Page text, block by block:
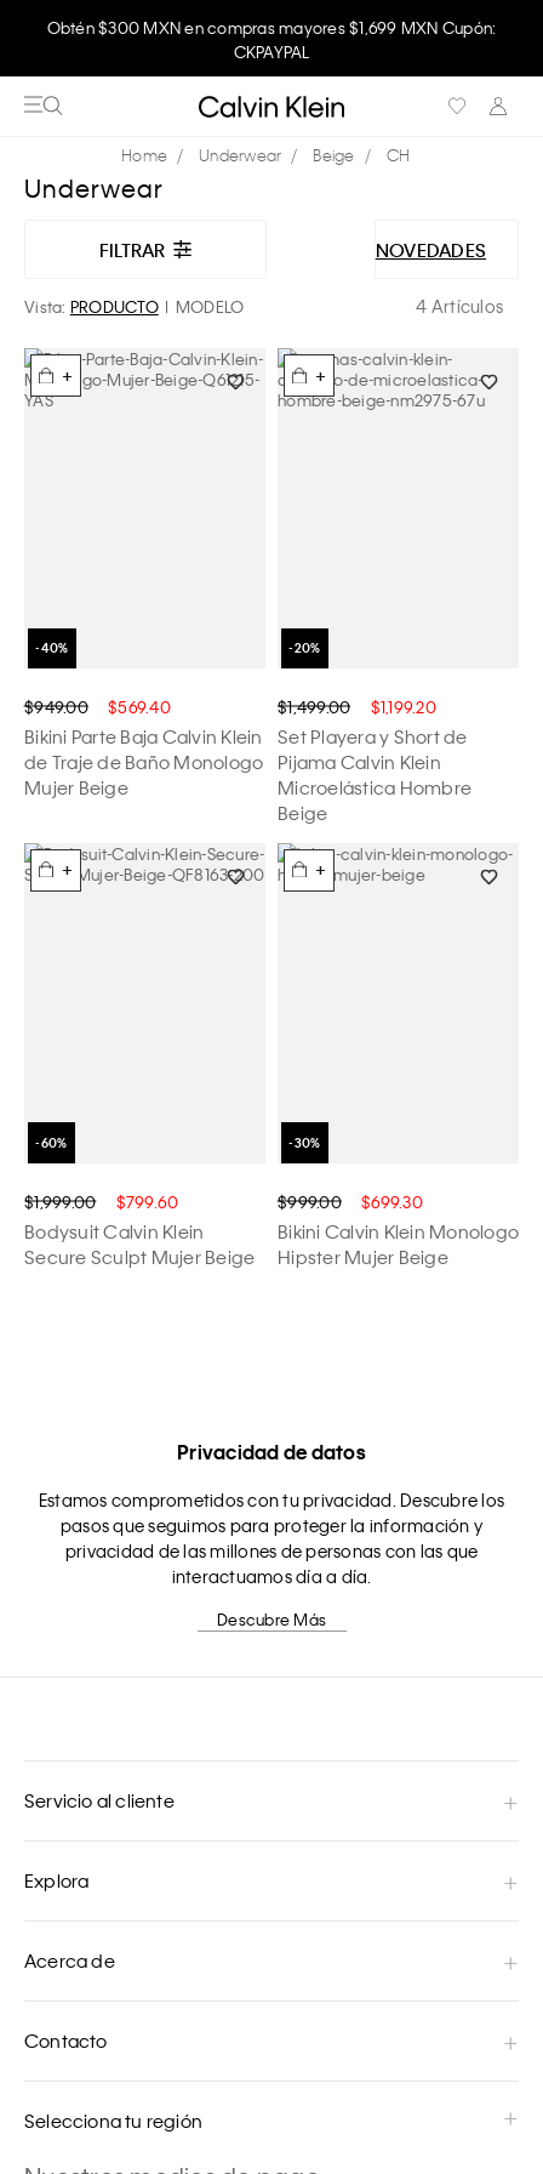
Obtén $300 MXN en compras mayores $1,699 MXN Cupón:
CKPAYPAL
Underwear Beige CH
Underwear
FILTRAR NOVEDADES
Vista: PRODUCTO MODELO 4 Artículos
+
$949.00 $569.40
Bikini Parte Baja Calvin Klein
de Traje de Baño Monologo
Mujer Beige
+
$1,499.00 $1,199.20
Set Playera y Short de
Pijama Calvin Klein
Microelástica Hombre
Beige
+
$1,999.00 $799.60
Bodysuit Calvin Klein
Secure Sculpt Mujer Beige
+
$999.00 $699.30
Bikini Calvin Klein Monologo
Hipster Mujer Beige
Privacidad de datos
Estamos comprometidos con tu privacidad. Descubre los
pasos que seguimos para proteger la información y
privacidad de las millones de personas con las que
interactuamos día a día.
Descubre Más
Servicio al cliente
Explora
Acerca de
Contacto
Selecciona tu región